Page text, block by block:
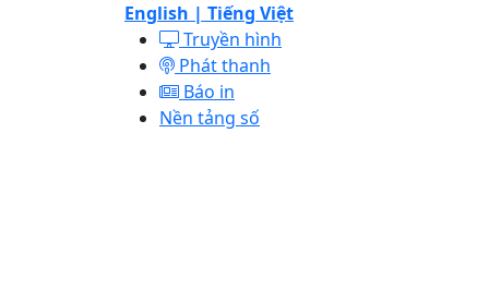
English | Tiếng Việt
Truyền hình
Phát thanh
Báo in
Nền tảng số